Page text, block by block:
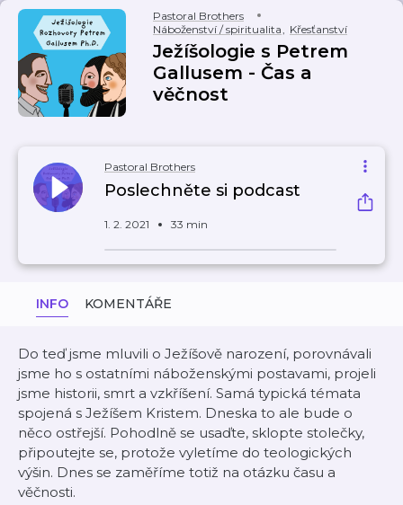
Pastoral Brothers
Náboženství / spiritualita, Křesťanství
Ježíšologie s Petrem
Gallusem - Čas a
věčnost
Pastoral Brothers
Poslechněte si podcast
1. 2. 2021 33 min
INFO KOMENTÁŘE
Do teď jsme mluvili o Ježíšově narození, porovnávali
jsme ho s ostatními náboženskými postavami, projeli
jsme historii, smrt a vzkříšení. Samá typická témata
spojená s Ježíšem Kristem. Dneska to ale bude o
něco ostřejší. Pohodlně se usaďte, sklopte stolečky,
připoutejte se, protože vyletíme do teologických
výšin. Dnes se zaměříme totiž na otázku času a
věčnosti.